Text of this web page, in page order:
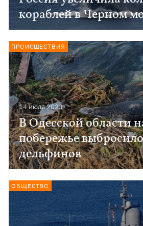
кораблей в Черном
14 июля 2023
В Одесской области
побережье
дельфинов
ПРОИСШЕСТВИЯ
ОБЩЕСТВО